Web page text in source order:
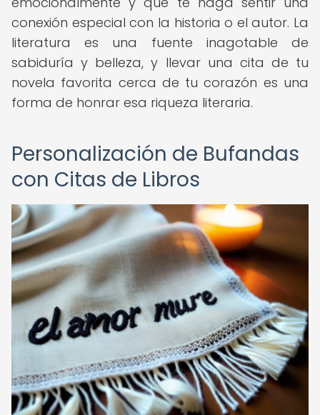
conexión especial con la historia o el autor. La
literatura es una fuente inagotable de
sabiduría y belleza, y llevar una cita de tu
novela favorita cerca de tu corazón es una
forma de honrar esa riqueza literaria.
Personalización de Bufandas
con Citas de Libros